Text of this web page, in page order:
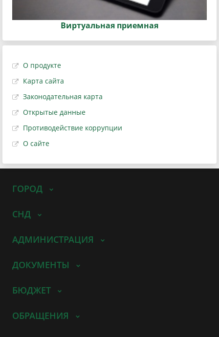
Виртуальная приемная
О продукте
Карта сайта
Законодательная карта
Открытые данные
Противодействие коррупции
О сайте
ГОРОД
СНД
АДМИНИСТРАЦИЯ
ДОКУМЕНТЫ
БЮДЖЕТ
ОБРАЩЕНИЯ